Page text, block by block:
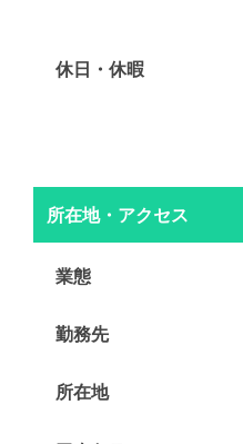
休日・休暇
所在地・アクセス
業態
勤務先
所在地